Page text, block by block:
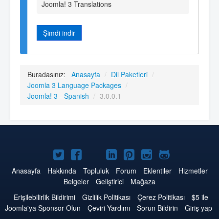
Joomla! 3 Translations
Şimdi indir
Buradasınız: Anasayfa / Dil Paketleri /
Joomla 3 Language Packages /
Joomla! 3 - Spanish / 3.0.0.1
Twitter'da
Joomla
Facebook'da
Joomla
YouTube'da
Joomla
LinkedIn'de
Joomla
Pinterest'de
Joomla
Instagram'da
Joomla
GitHub'da
Joomla
Anasayfa Hakkında Topluluk Forum Eklentiler
Hizmetler
Belgeler
Geliştirici
Mağaza
Erişilebilirlik Bildirimi
Gizlilik Politikası Çerez Politikası
$5 ile
Joomla'ya Sponsor Olun
Çeviri Yardımı Sorun Bildirin
Giriş yap